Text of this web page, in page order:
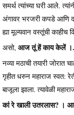
समर्थ त्यांच्या घरी आले.
अंगावर भरजरी कपडे आणि
ह्या मूल्यवान वस्तूंची काहीच
असो, आज तूं हें काय केलें ।....
नव्या मठाची तयारी जोरात
गृहीत धरुन महाराज स्वत:
बाजूला झाला. त्यावेळी
कां रे खाली उतरलास? ।